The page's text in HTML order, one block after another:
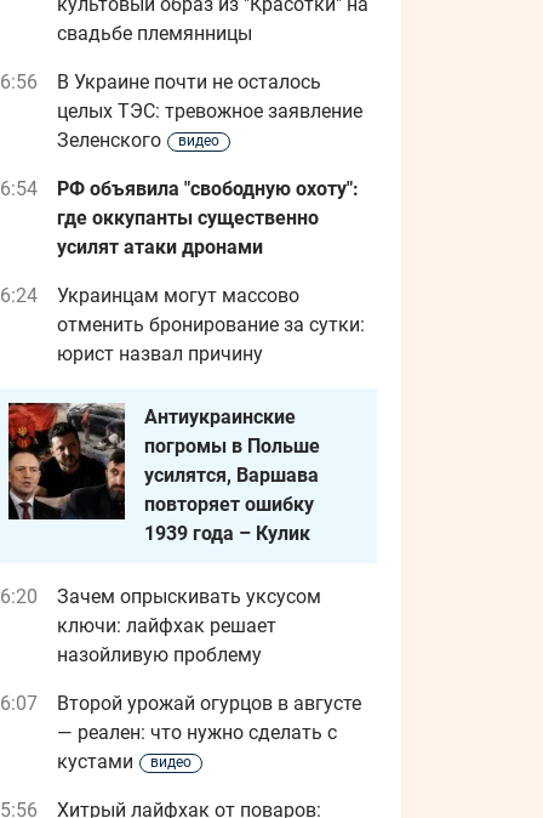
свадьбе племянницы
В Украине почти не осталось
целых ТЭС: тревожное заявление
Зеленского
видео
РФ объявила "свободную охоту":
где оккупанты существенно
усилят атаки дронами
Украинцам могут массово
отменить бронирование за сутки:
юрист назвал причину
Антиукраинские
погромы в Польше
усилятся, Варшава
повторяет ошибку
1939 года – Кулик
Зачем опрыскивать уксусом
ключи: лайфхак решает
назойливую проблему
Второй урожай огурцов в августе
— реален: что нужно сделать с
кустами
видео
Хитрый лайфхак от поваров: